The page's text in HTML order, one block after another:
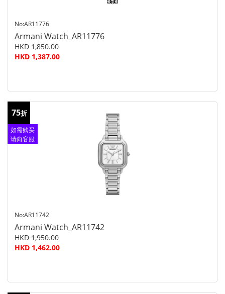
No:AR11776
Armani Watch_AR11776
HKD 1,850.00
HKD 1,387.00
75折
如需购买
请向客服
No:AR11742
Armani Watch_AR11742
HKD 1,950.00
HKD 1,462.00